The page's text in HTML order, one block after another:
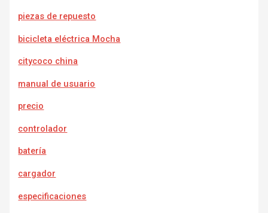
piezas de repuesto
bicicleta eléctrica Mocha
citycoco china
manual de usuario
precio
controlador
batería
cargador
especificaciones